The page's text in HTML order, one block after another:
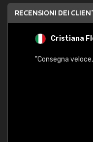
RECENSIONI DEI
Cristiana
"Consegna